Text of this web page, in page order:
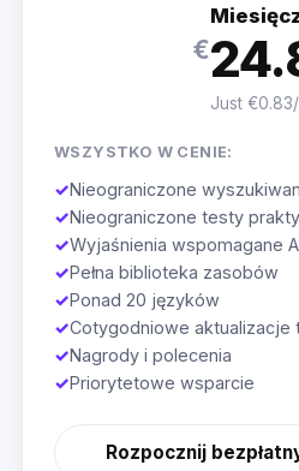
€
Just
WSZYSTKO W CENIE:
✓Nieograniczone
✓Nieograniczone testy
✓Wyjaśnienia wspomagane
✓Pełna biblioteka zasobów
✓Ponad 20 języków
✓Cotygodniowe aktualizacje
✓Nagrody i polecenia
✓Priorytetowe wsparcie
Rozpocznij